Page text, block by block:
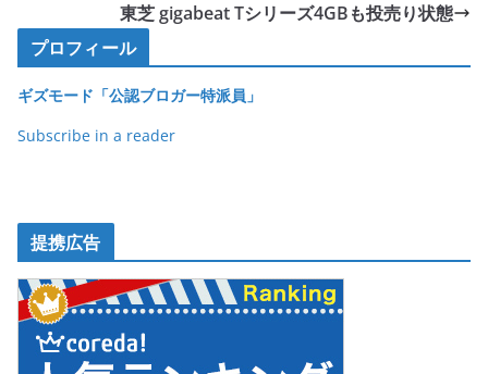
o
o
k
東芝 gigabeat Tシリーズ4GBも投売り状態
プロフィール
ギズモード「公認ブロガー特派員」
Subscribe in a reader
提携広告